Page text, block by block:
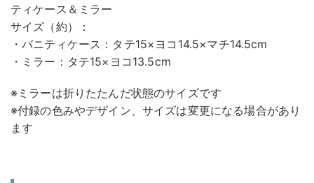
ティケース＆ミラー
サイズ（約）：
・バニティケース：タテ15×ヨコ14.5×マチ14.5cm
・ミラー：タテ15×ヨコ13.5cm
※ミラーは折りたたんだ状態のサイズです
※付録の色みやデザイン、サイズは変更になる場合があり
ます